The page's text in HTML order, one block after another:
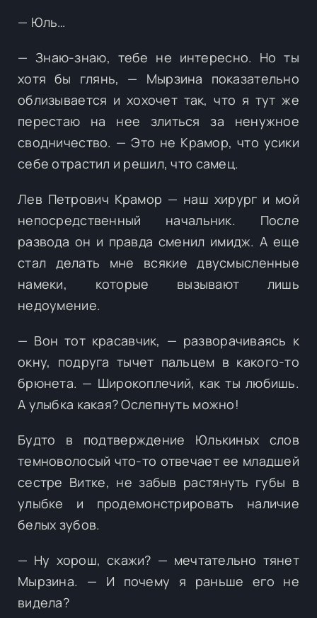
— Юль…
— Знаю-знаю, тебе не интересно. Но ты
хотя бы глянь, — Мырзина показательно
облизывается и хохочет так, что я тут же
перестаю на нее злиться за ненужное
сводничество. — Это не Крамор, что усики
себе отрастил и решил, что самец.
Лев Петрович Крамор — наш хирург и мой
непосредственный начальник. После
развода он и правда сменил имидж. А еще
стал делать мне всякие двусмысленные
намеки, которые вызывают лишь
недоумение.
— Вон тот красавчик, — разворачиваясь к
окну, подруга тычет пальцем в какого-то
брюнета. — Широкоплечий, как ты любишь.
А улыбка какая? Ослепнуть можно!
Будто в подтверждение Юлькиных слов
темноволосый что-то отвечает ее младшей
сестре Витке, не забыв растянуть губы в
улыбке и продемонстрировать наличие
белых зубов.
— Ну хорош, скажи? — мечтательно тянет
Мырзина. — И почему я раньше его не
видела?